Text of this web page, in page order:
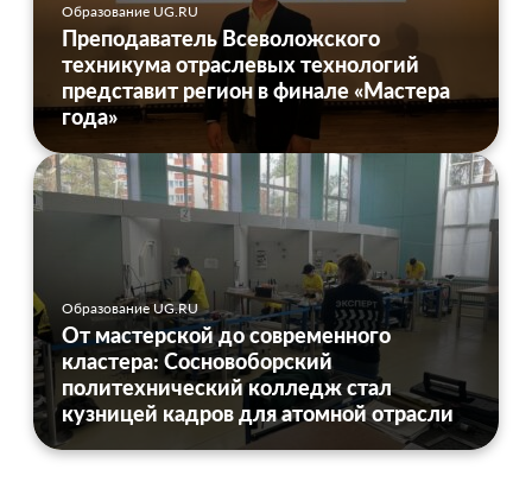
Образование UG.RU
Преподаватель Всеволожского
техникума отраслевых технологий
представит регион в финале «Мастера
года»
Образование UG.RU
От мастерской до современного
кластера: Сосновоборский
политехнический колледж стал
кузницей кадров для атомной отрасли